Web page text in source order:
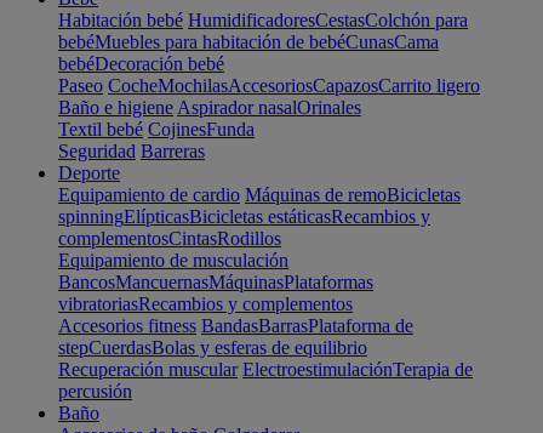
Habitación bebé HumidificadoresCestasColchón para
bebéMuebles para habitación de bebéCunasCama
bebéDecoración bebé
Paseo CocheMochilasAccesoriosCapazosCarrito ligero
Baño e higiene Aspirador nasalOrinales
Textil bebé CojinesFunda
Seguridad Barreras
Deporte
Equipamiento de cardio Máquinas de remoBicicletas
spinningElípticasBicicletas estáticasRecambios y
complementosCintasRodillos
Equipamiento de musculación
BancosMancuernasMáquinasPlataformas
vibratoriasRecambios y complementos
Accesorios fitness BandasBarrasPlataforma de
stepCuerdasBolas y esferas de equilibrio
Recuperación muscular ElectroestimulaciónTerapia de
percusión
Baño